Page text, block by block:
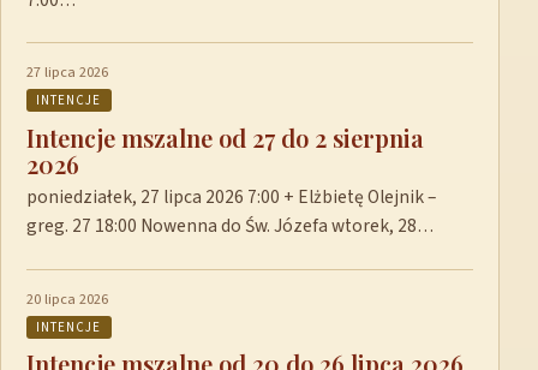
27 lipca 2026
INTENCJE
Intencje mszalne od 27 do 2 sierpnia
2026
poniedziałek, 27 lipca 2026 7:00 + Elżbietę Olejnik –
greg. 27 18:00 Nowenna do Św. Józefa wtorek, 28…
20 lipca 2026
INTENCJE